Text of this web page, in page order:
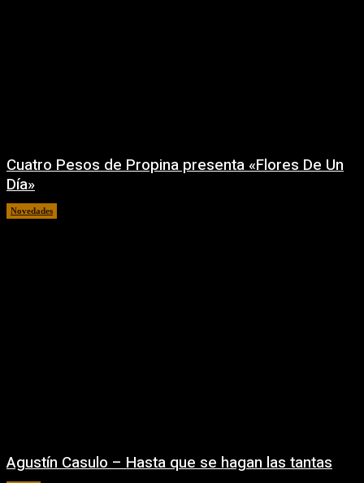
Cuatro Pesos de Propina presenta «Flores De Un
Día»
Novedades
Agustín Casulo – Hasta que se hagan las tantas